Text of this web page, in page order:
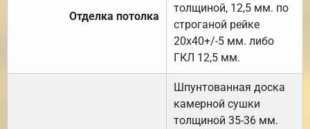
Отделка потолка
толщиной, 12,5 мм. по
строганой рейке
20х40+/-5 мм. либо
ГКЛ 12,5 мм.
Шпунтованная доска
камерной сушки
толщиной 35-36 мм.